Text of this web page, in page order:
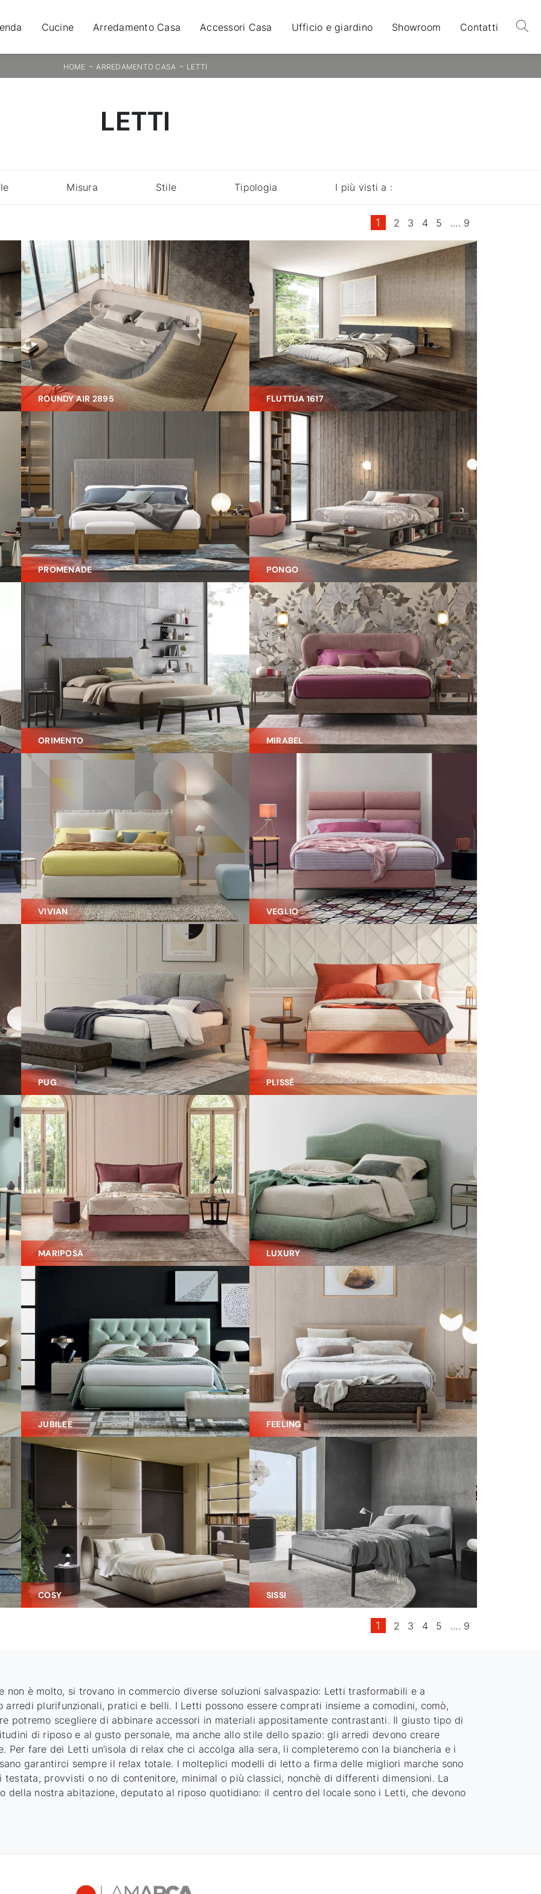
Cucine Arredamento Casa Accessori Casa Ufficio e giardino Showroom Contatti
HOME -ARREDAMENTO CASA - LETTI
LETTI
Misura Stile Tipologia I più visti a :
1 2 3 4 5 .... 9
ROUNDY AIR 2895 FLUTTUA 1617
PROMENADE PONGO
ORIMENTO MIRABEL
VIVIAN VEGLIO
PUG PLISSÉ
MARIPOSA LUXURY
JUBILEE FEELING
COSY SISSI
1 2 3 4 5 .... 9
non è molto, si trovano in commercio diverse soluzioni salvaspazio: Letti trasformabili e a
plurifunzionali, pratici e belli. I Letti possono essere comprati insieme a comodini, comò,
potremo scegliere di abbinare accessori in materiali appositamente contrastanti. Il giusto tipo di
di riposo e al gusto personale, ma anche allo stile dello spazio: gli arredi devono creare
Per fare dei Letti un’isola di relax che ci accolga alla sera, li completeremo con la biancheria e i
garantirci sempre il relax totale. I molteplici modelli di letto a firma delle migliori marche sono
provvisti o no di contenitore, minimal o più classici, nonchè di differenti dimensioni. La
della nostra abitazione, deputato al riposo quotidiano: il centro del locale sono i Letti, che devono